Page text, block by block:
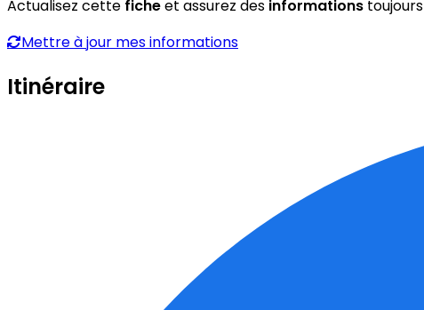
Actualisez cette ficheet assurez des informations toujours
Mettre à jour mes informations
Itinéraire